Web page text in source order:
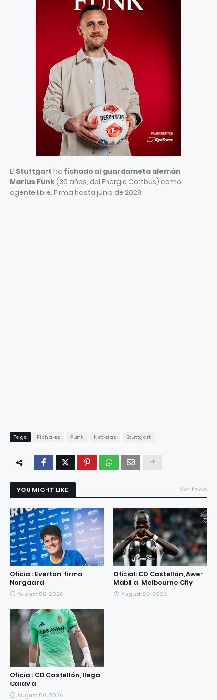
El Stuttgart ha fichado al guardameta alemán
Marius Funk(30 años, del Energie Cottbus) como
agente libre. Firma hasta junio de 2028.
Tags Fichajes Funk Noticias Stuttgart
YOU MIGHT LIKE Ver todo
Oficial: Everton, firma
Norgaard
August 06, 2026
Oficial: CD Castellón, Awer
Mabil al Melbourne City
August 06, 2026
Oficial: CD Castellón, llega
Calavia
August 06, 2026